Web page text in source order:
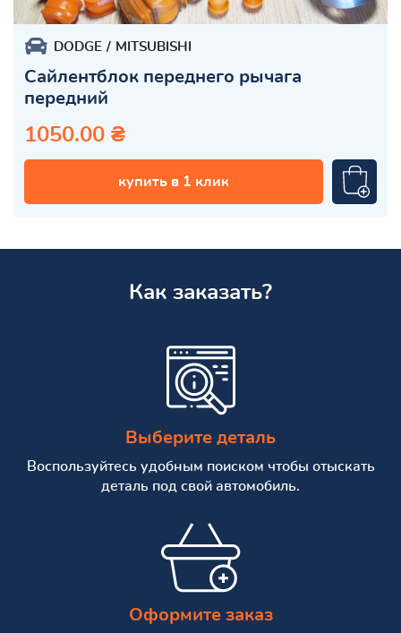
DODGE MITSUBISHI
Сайлентблок переднего рычага
передний
1050.00 ₴
купить в 1 клик
Как заказать?
Выберите деталь
Воспользуйтесь удобным поиском чтобы отыскать
деталь под свой автомобиль.
Оформите заказ